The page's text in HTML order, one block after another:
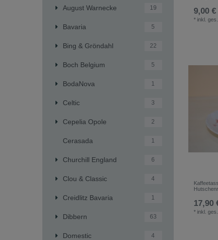
August Warnecke 19
Bavaria 5
Bing & Gröndahl 22
Boch Belgium 5
BodaNova 1
Celtic 3
Cepelia Opole 2
Cerasada 1
Churchill England 6
Clou & Classic 4
Creidlitz Bavaria 1
Dibbern 63
Domestic 4
9,00 €
* inkl.
17,90
* inkl.